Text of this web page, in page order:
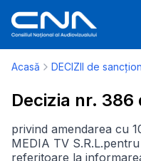
Acasă DECIZII de
Decizia nr. 386
privind amendarea cu
MEDIA TV
referitoare la